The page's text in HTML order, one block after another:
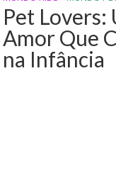
Pet Lovers:
Amor Que
na Infância